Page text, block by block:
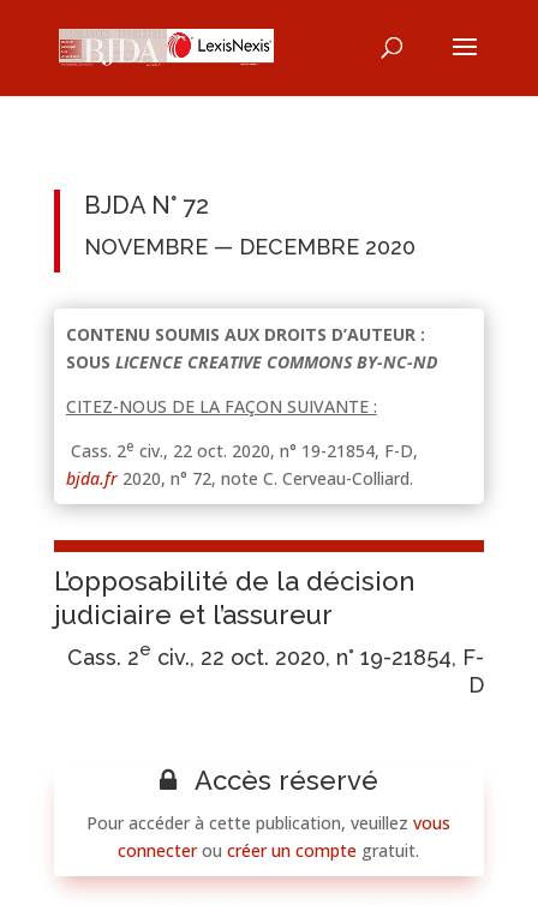
BJDA N° 72
NOVEMBRE — DECEMBRE 2020
CONTENU SOUMIS AUX DROITS D’AUTEUR :
SOUS LICENCE CREATIVE COMMONS BY-NC-ND
CITEZ-NOUS DE LA FAÇON SUIVANTE :
Cass. 2e civ., 22 oct. 2020, n° 19-21854, F-D,
bjda.fr2020, n° 72, note C. Cerveau-Colliard.
L’opposabilité de la décision
judiciaire et l’assureur
Cass. 2e civ., 22 oct. 2020, n° 19-21854, F-
D
Accès réservé
Pour accéder à cette publication, veuillezvous
connecteroucréer un compte gratuit.